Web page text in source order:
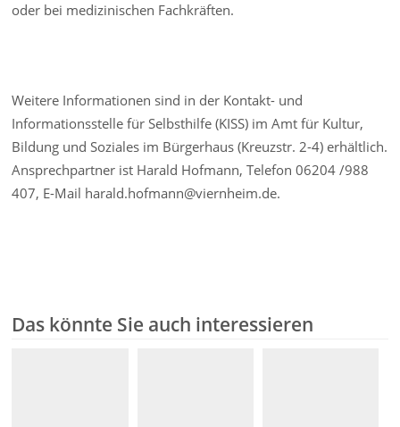
oder bei medizinischen Fachkräften.
Weitere Informationen sind in der Kontakt- und
Informationsstelle für Selbsthilfe (KISS) im Amt für Kultur,
Bildung und Soziales im Bürgerhaus (Kreuzstr. 2-4) erhältlich.
Ansprechpartner ist Harald Hofmann, Telefon 06204 /988
407, E-Mail harald.hofmann@viernheim.de.
Das könnte Sie auch interessieren